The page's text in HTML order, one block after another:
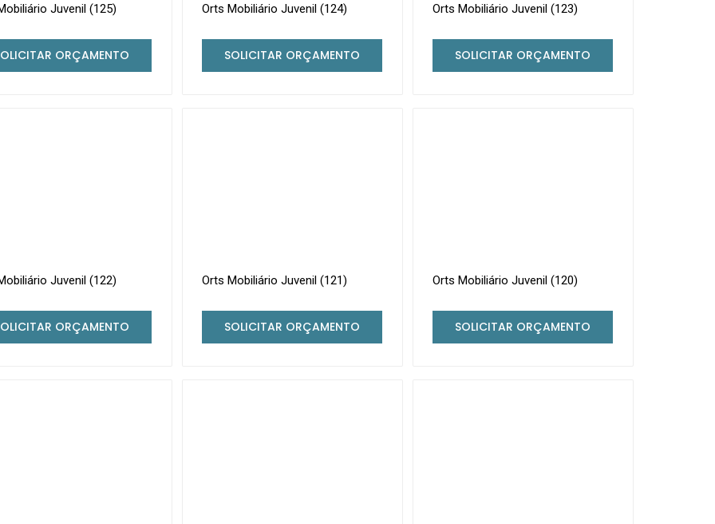
Juvenil (125)
ORÇAMENTO
Orts Mobiliário Juvenil (124)
SOLICITAR ORÇAMENTO
Orts Mobiliário Juvenil (123)
SOLICITAR ORÇAMENTO
Juvenil (122)
ORÇAMENTO
Orts Mobiliário Juvenil (121)
SOLICITAR ORÇAMENTO
Orts Mobiliário Juvenil (120)
SOLICITAR ORÇAMENTO